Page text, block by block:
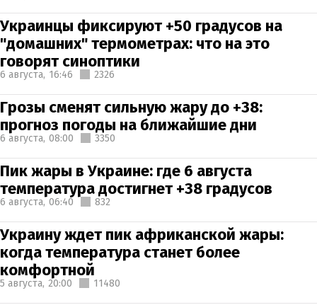
Украинцы фиксируют +50 градусов на
"домашних" термометрах: что на это
говорят синоптики
6 августа, 16:46 2326
Грозы сменят сильную жару до +38:
прогноз погоды на ближайшие дни
6 августа, 08:00 3350
Пик жары в Украине: где 6 августа
температура достигнет +38 градусов
6 августа, 06:40 832
Украину ждет пик африканской жары:
когда температура станет более
комфортной
5 августа, 20:00 11480